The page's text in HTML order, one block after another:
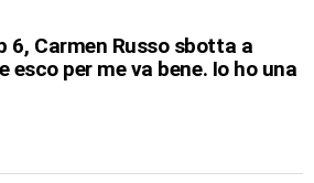
6, Carmen Russo sbotta a
esco per me va bene. Io ho una